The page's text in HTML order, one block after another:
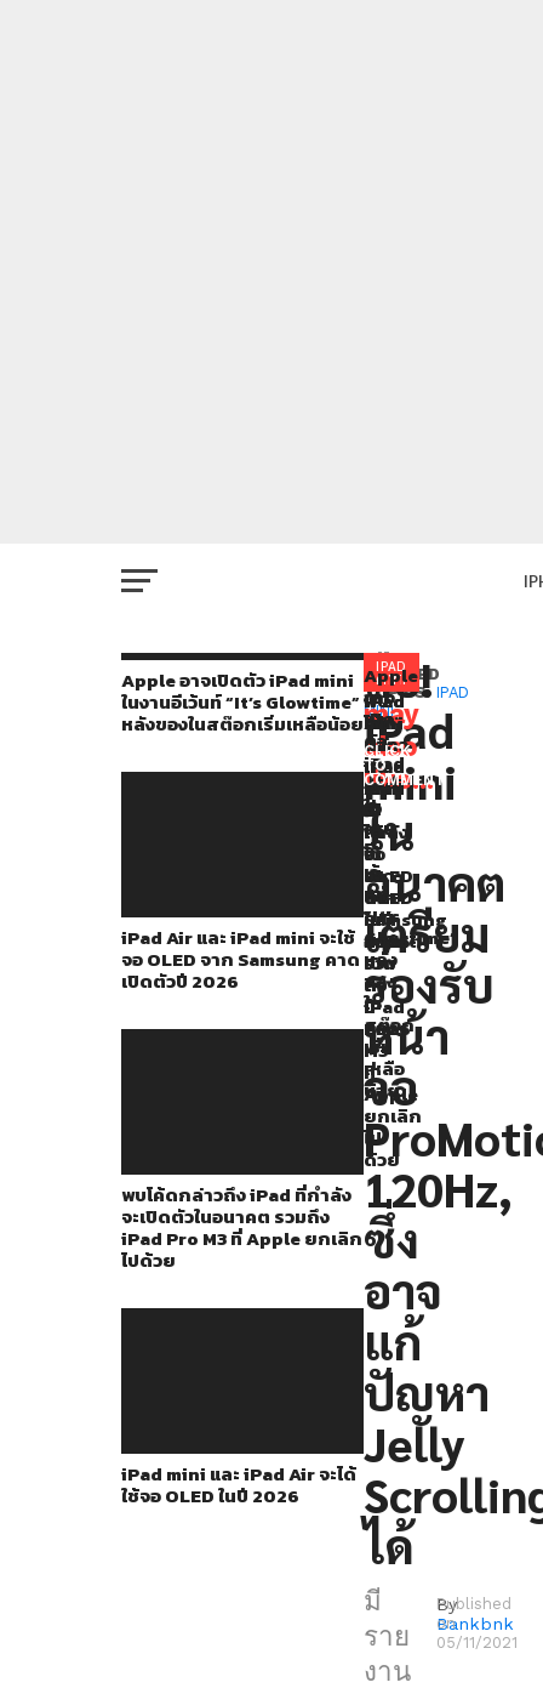
Apple อาจเปิดตัว iPad mini
ในงานอีเว้นท์ “It’s Glowtime”
หลังของในสต๊อกเริ่มเหลือน้อย
iPad Air และ iPad mini จะใช้
จอ OLED จาก Samsung คาด
เปิดตัวปี 2026
พบโค้ดกล่าวถึง iPad ที่กำลัง
จะเปิดตัวในอนาคต รวมถึง
iPad Pro M3 ที่ Apple ยกเลิก
ไปด้วย
iPad mini และ iPad Air จะได้
ใช้จอ OLED ในปี 2026
IPAD
MINI
ลือ!
iPad
mini
ใน
อนาคต
เตรียม
รองรับ
หน้า
จอ
120Hz,
ซึ่ง
อาจ
แก้
ปัญหา
Jelly
ได้
มี
ราย
งาน
By
Bankbnk
Published
on
05/11/2021
มี
ราย
งาน
ผ่าน
ฟ
อรั่ม
ของ
เกาหลี
ที่
เผย
ข้อมูล
ออก
มา
ว่า
iPad
mini
ใน
อนาคต
เตรียม
รองรับ
ฟีเจอร์
ProMotion
120Hz
พร้อม
แก้
ปัญหา
Jelly
Scrolling
ด้วย
You
may
also
like...
Apple
อาจ
เปิด
ตัว
iPad
mini
ใน
งาน
อี
เว้
นท์
“It’s
Glowtime”
หลัง
ของ
ใน
สต๊อก
เริ่ม
เหลือ
น้อย
iPad
Air
และ
iPad
mini
จะ
ใช้
จอ
OLED
จาก
Samsung
คาด
เปิด
ตัว
ปี
2026
พบ
โค้ด
กล่าว
ถึง
iPad
ที่
กำลัง
จะ
เปิด
ตัว
ใน
อนาคต
รวม
ถึง
iPad
Pro
M3
ที่
Apple
ยกเลิก
ไป
ด้วย
iPad
mini
และ
iPad
Air
จะ
ได้
ใช้
จอ
OLED
ในปี
2026
RELATED
TOPICS: IPAD
MINI
CLICK
TO
COMMENT